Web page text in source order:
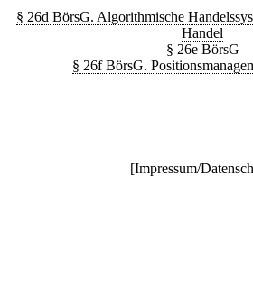
§ 26d BörsG. Algorithmische
Handel
§ 26e BörsG
§ 26f BörsG.
[Impressum/